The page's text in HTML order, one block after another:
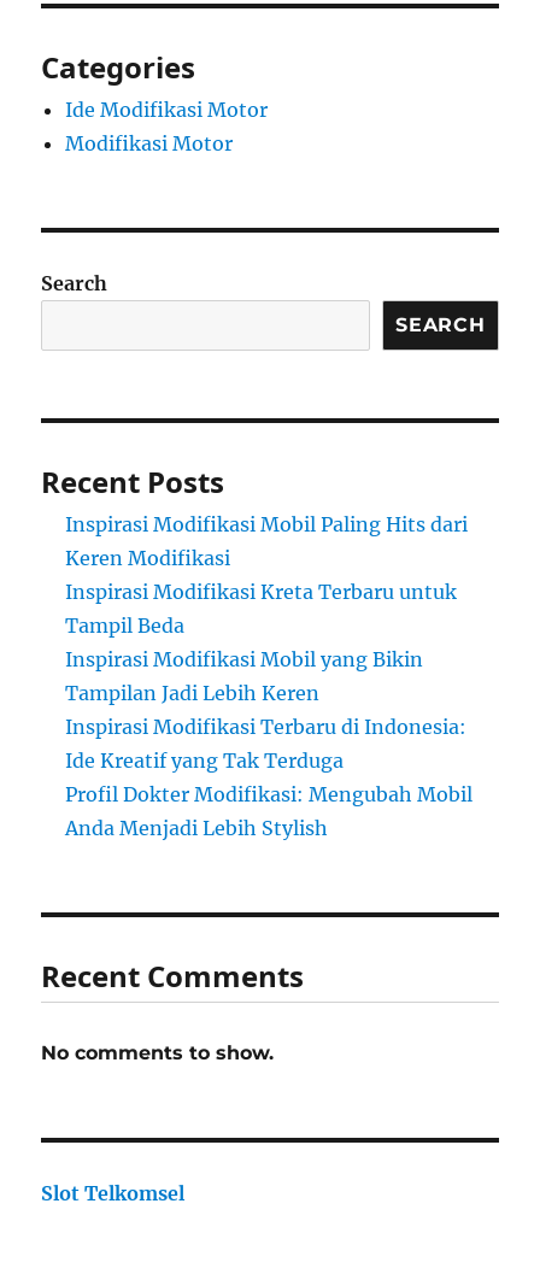
Categories
Ide Modifikasi Motor
Modifikasi Motor
Search
SEARCH
Recent Posts
Inspirasi Modifikasi Mobil Paling Hits dari
Keren Modifikasi
Inspirasi Modifikasi Kreta Terbaru untuk
Tampil Beda
Inspirasi Modifikasi Mobil yang Bikin
Tampilan Jadi Lebih Keren
Inspirasi Modifikasi Terbaru di Indonesia:
Ide Kreatif yang Tak Terduga
Profil Dokter Modifikasi: Mengubah Mobil
Anda Menjadi Lebih Stylish
Recent Comments
No comments to show.
Slot Telkomsel